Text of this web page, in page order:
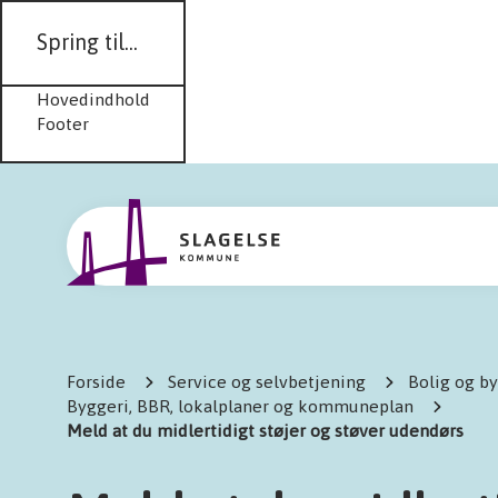
Spring til...
Hovedindhold
Footer
Forside Service og selvbetjening
Bolig og
Byggeri, BBR, lokalplaner og kommuneplan
Meld at du midlertidigt støjer og støver udendørs